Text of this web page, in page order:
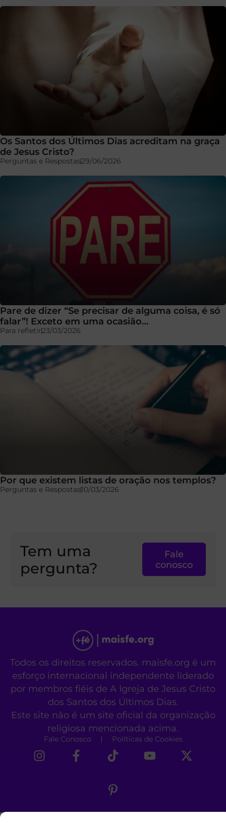
Os Santos dos Últimos Dias acreditam na graça
de Jesus Cristo?
Perguntas e Respostas29/06/2026
Pare de dizer “Se precisar de alguma coisa, é só
falar”! Exceto em uma ocasião…
Para refletir23/03/2026
Por que existem listas de oração nos templos?
Perguntas e Respostas10/03/2026
Tem uma
pergunta?
Fale
conosco
Todos os direitos reservados. maisfe.org é um
esforço internacional independente liderado
por membros fiéis de A Igreja de Jesus Cristo
dos Santos dos Últimos Dias.
Este site não é um site oficial da organização
religiosa mencionada acima.
Fale Conosco Políticas de Cookies